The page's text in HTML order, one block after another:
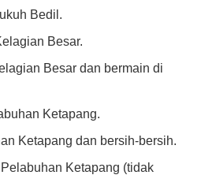
Bedil.
Besar.
Besar dan bermain di
Ketapang.
Ketapang dan bersih-bersih.
Ketapang (tidak